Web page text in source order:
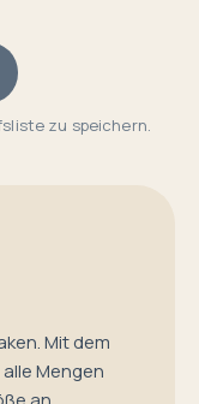
zu speichern.
Mit dem
Mengen